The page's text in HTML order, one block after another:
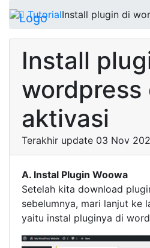
TutorialInstall plugin di
Install
wordpress
aktivasi
Terakhir update 03 Nov
A. Instal Plugin Woowa
Setelah kita download
sebelumnya, mari lanjut ke
yaitu instal pluginya di